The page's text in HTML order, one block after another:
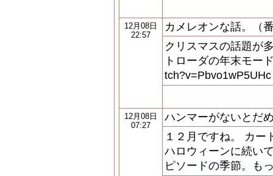
12月08日
22:57
カメレオンな話。（
クリスマスの話題が
トローダの年末モー
12月08日
07:27
ハンマーがないとだ
１２月ですね。 カー
ハロウィーンに続い
ピソードの季節。も